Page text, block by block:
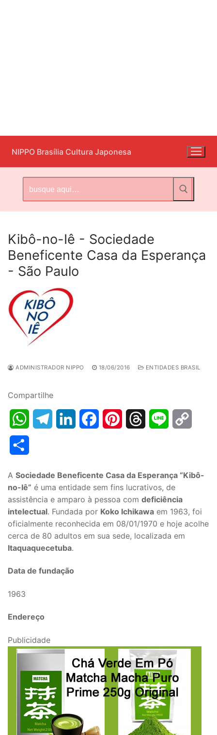
para
o
conteúdo
NIPPO Brasília Cultura Japonesa
por:
Kibô-no-Iê - Sociedade
Beneficente Casa da Esperança
- São Paulo
ADMINISTRADOR NIPPO 18/06/2016 ENTIDADES BRASIL
Compartilhe
WhatsAppTelegramLinkedInFacebookPinterestThreads Line
A Sociedade Beneficente Casa da Esperança “Kibô-
no-Iê” é uma entidade sem fins lucrativos, de
assistência e amparo à pessoa com deficiência
intelectual. Fundada por Koko Ichikawa em 1963, foi
oficialmente reconhecida em 08/01/1970 e hoje acolhe
cerca de 80 adultos em sua sede, localizada em
Itaquaquecetuba.
Data de fundação
1963
Endereço
Publicidade